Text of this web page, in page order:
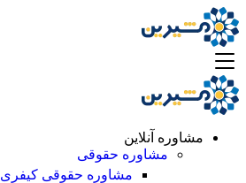
مشاوره آنلاین
مشاوره حقوقی
مشاوره حقوقی کیفری